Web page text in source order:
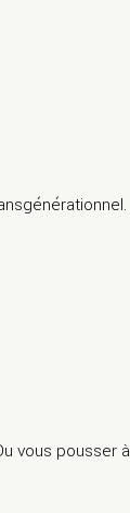
vous pousser à